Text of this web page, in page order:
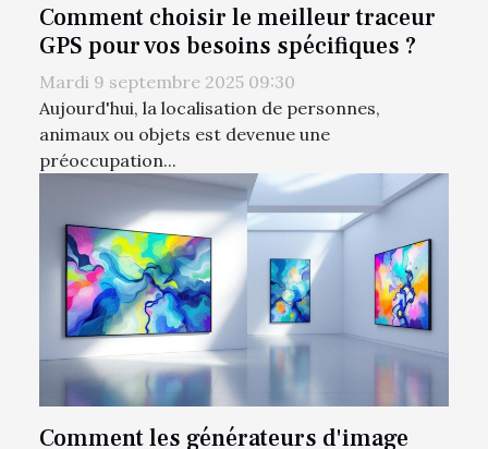
Comment choisir le meilleur traceur
GPS pour vos besoins spécifiques ?
Mardi 9 septembre 2025 09:30
Aujourd'hui, la localisation de personnes,
animaux ou objets est devenue une
préoccupation...
Comment les générateurs d'image